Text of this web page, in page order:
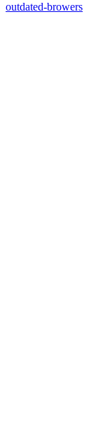
outdated-browers